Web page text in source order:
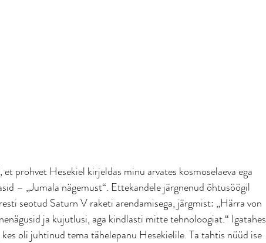
prohvet Hesekiel kirjeldas minu arvates kosmoselaeva ega
– „Jumala nägemust“. Ettekandele järgnenud õhtusöögil
seotud Saturn V raketi arendamisega, järgmist: „Härra von
ja kujutlusi, aga kindlasti mitte tehnoloogiat.“ Igatahes
oli juhtinud tema tähelepanu Hesekielile. Ta tahtis nüüd ise